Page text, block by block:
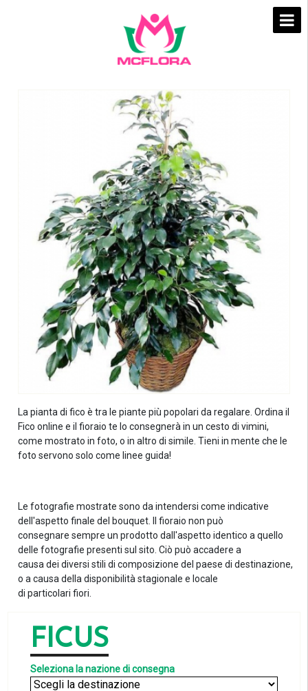
La pianta di fico è tra le piante più popolari da regalare. Ordina il
Fico online e il fioraio te lo consegnerà in un cesto di vimini,
come mostrato in foto, o in altro di simile. Tieni in mente che le
foto servono solo come linee guida!
Le fotografie mostrate sono da intendersi come indicative
dell'aspetto finale del bouquet. Il fioraio non può
consegnare sempre un prodotto dall'aspetto identico a quello
delle fotografie presenti sul sito. Ciò può accadere a
causa dei diversi stili di composizione del paese di destinazione,
o a causa della disponibilità stagionale e locale
di particolari fiori.
FICUS
Seleziona la nazione di consegna